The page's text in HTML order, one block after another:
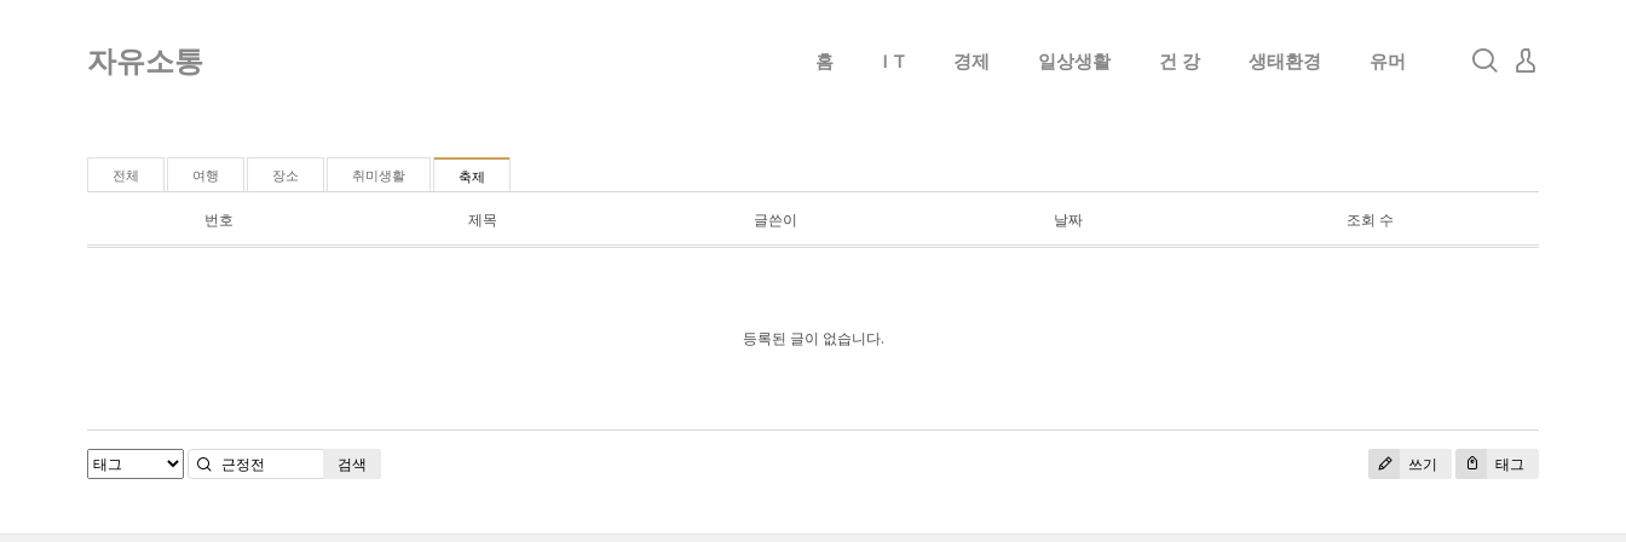
자유소통 홈 I T 경제 일상생활 건 강 생태환경 유머
전체 여행 장소 취미생활 축제
번호 제목 글쓴이 날짜 조회 수
등록된 글이 없습니다.
쓰기 태그
검색